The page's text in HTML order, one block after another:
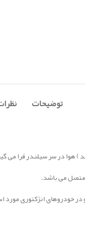
توضیحات
هوا در سر سیلندر قرا می
متصل می باشد.
خودروهای انژکتوری مورد